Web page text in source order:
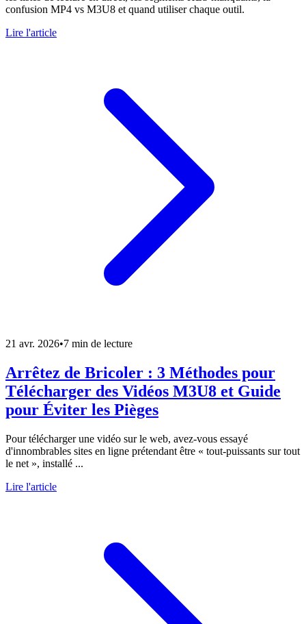
confusion MP4 vs M3U8 et quand utiliser chaque outil.
Lire l'article
21 avr. 2026•7 min de lecture
Arrêtez de Bricoler : 3 Méthodes pour
Télécharger des Vidéos M3U8 et Guide
pour Éviter les Pièges
Pour télécharger une vidéo sur le web, avez-vous essayé
d'innombrables sites en ligne prétendant être « tout-puissants sur tout
le net », installé ...
Lire l'article